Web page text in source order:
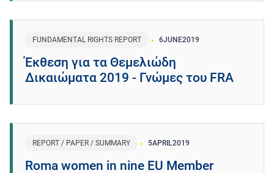
FUNDAMENTAL RIGHTS REPORT 6JUNE2019
Έκθεση για τα Θεμελιώδη
Δικαιώματα 2019 - Γνώμες του FRA
REPORT / PAPER / SUMMARY 5APRIL2019
Roma women in nine EU Member